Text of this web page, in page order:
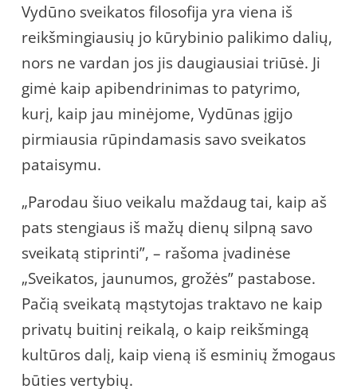
Vydūno sveikatos filosofija yra viena iš
reikšmingiausių jo kūrybinio palikimo dalių,
nors ne vardan jos jis daugiausiai triūsė. Ji
gimė kaip apibendrinimas to patyrimo,
kurį, kaip jau minėjome, Vydūnas įgijo
pirmiausia rūpindamasis savo sveikatos
pataisymu.
„Parodau šiuo veikalu maždaug tai, kaip aš
pats stengiaus iš mažų dienų silpną savo
sveikatą stiprinti”, – rašoma įvadinėse
„Sveikatos, jaunumos, grožės” pastabose.
Pačią sveikatą mąstytojas traktavo ne kaip
privatų buitinį reikalą, o kaip reikšmingą
kultūros dalį, kaip vieną iš esminių žmogaus
būties vertybių.